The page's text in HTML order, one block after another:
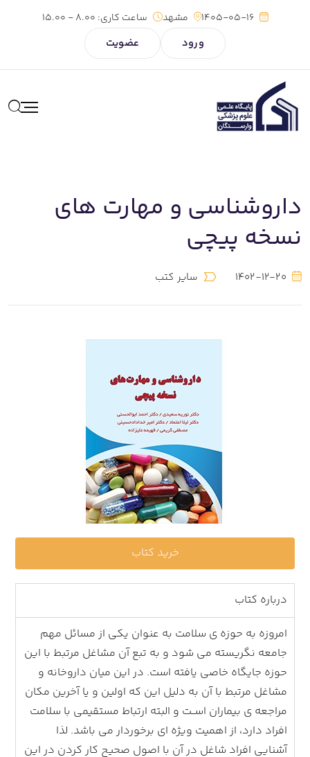
1405-05-16 مشهد ساعت کاری:
ورود عضویت
داروشناسی و مهارت های
نسخه پیچی
1402-12-20 سایر کتب
خرید کتاب
درباره کتاب
امروزه به حوزه ی سلامت به عنوان یکی از مسائل مهم
جامعه نگریسته می شود و به تبع آن مشاغل مرتبط با این
حوزه جایگاه خاصی یافته است. در این میان داروخانه و
مشاغل مرتبط با آن به دلیل این که اولین و یا آخرین مکان
مراجعه ی بیماران اســت و البته ارتباط مستقیمی با سلامت
افراد دارد، از اهمیت ویژه ای برخوردار می باشد. لذا
آشنایی افراد شاغل در آن با اصول صحیح کار کردن در این